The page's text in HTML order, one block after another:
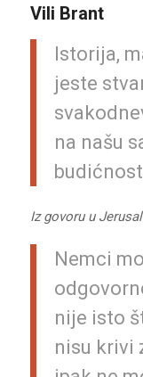
Vili Brant
Istorija,
jeste
na našu
Iz govoru u
Nemci
nije isto
nisu krivi